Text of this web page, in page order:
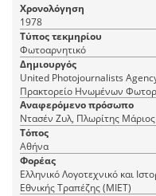
Χρονολόγηση
1978
Τύπος τεκμηρίου
Φωτοαρνητικό
Δημιουργός
United Photojournalists Agency Athens, Pesmazoglou
Πρακτορείο Ηνωμένων Φωτορεπόρτερ Αθήνα,
Πεσμαζόγλου, τηλ. 22-348
Αναφερόμενο πρόσωπο
Ντασέν Ζυλ, Πλωρίτης Μάριος
Τόπος
Αθήνα
Φορέας
Ελληνικό Λογοτεχνικό και
Εθνικής Τραπέζης (ΜΙΕΤ)